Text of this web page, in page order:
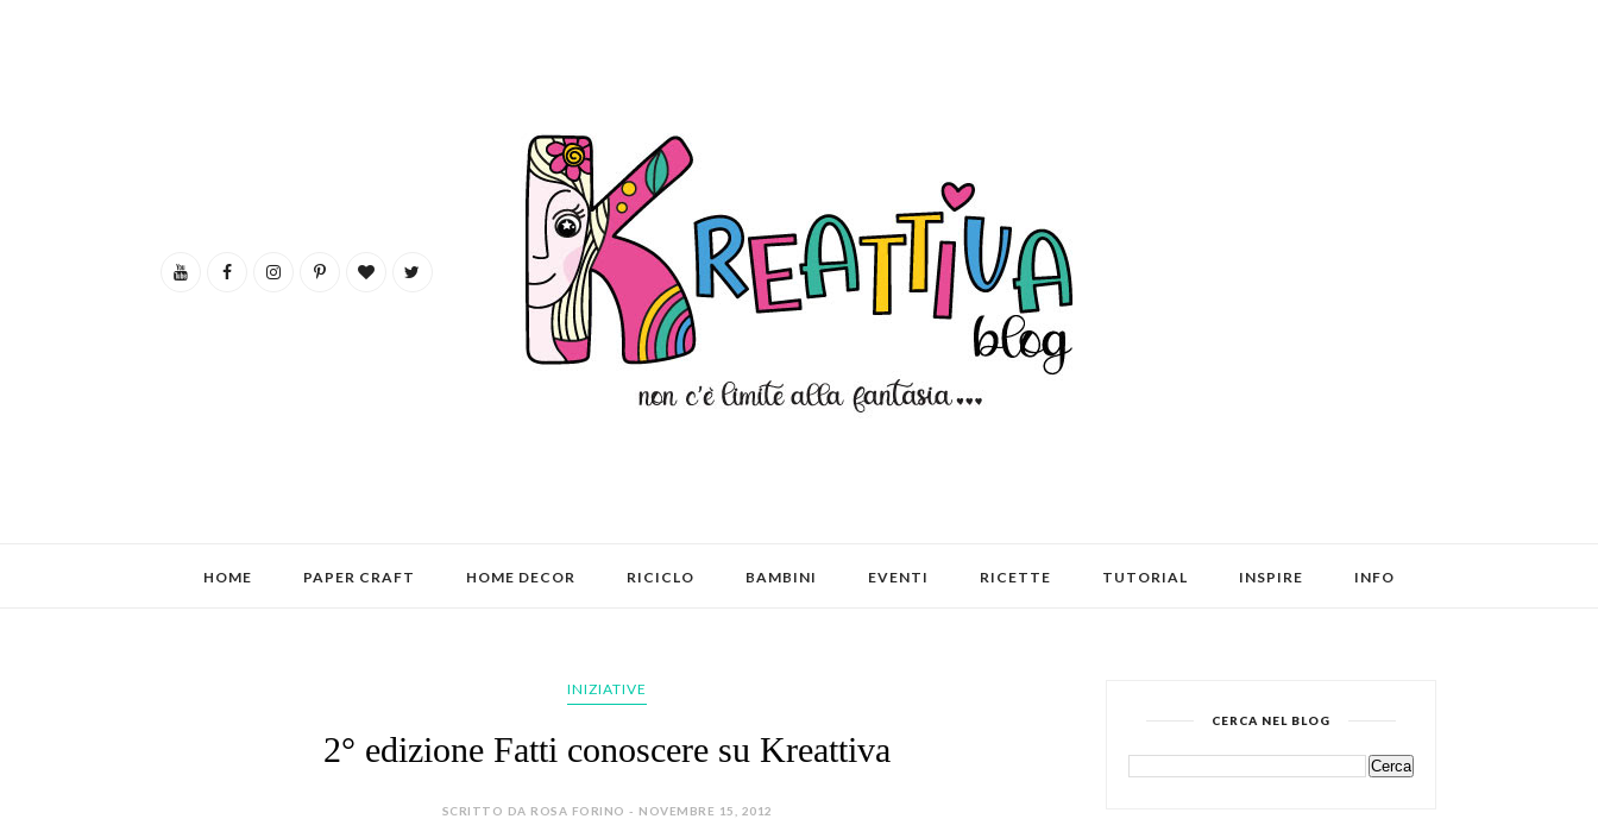
HOME PAPER CRAFT HOME DECOR RICICLO BAMBINI EVENTI RICETTE TUTORIAL INSPIRE INFO
INIZIATIVE
2° edizione Fatti conoscere su Kreattiva
SCRITTO DA ROSA FORINO - NOVEMBRE 15, 2012
CERCA NEL BLOG